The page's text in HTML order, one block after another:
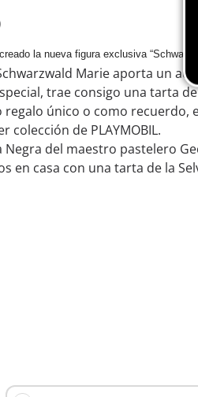
la nueva figura exclusiva
Marie aporta un
trae consigo una tarta
único o como
de PLAYMOBIL.
del maestro pastelero
casa con una tarta de la